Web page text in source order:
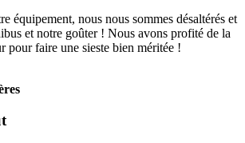
équipement, nous nous sommes désaltérés et
et notre goûter ! Nous avons profité de la
pour faire une sieste bien méritée !